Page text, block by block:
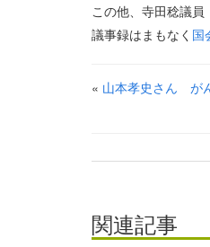
この他、寺田稔議員
議事録はまもなく 国
« 山本孝史さん が
関連記事